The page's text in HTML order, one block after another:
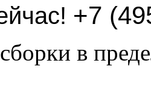
+7
в